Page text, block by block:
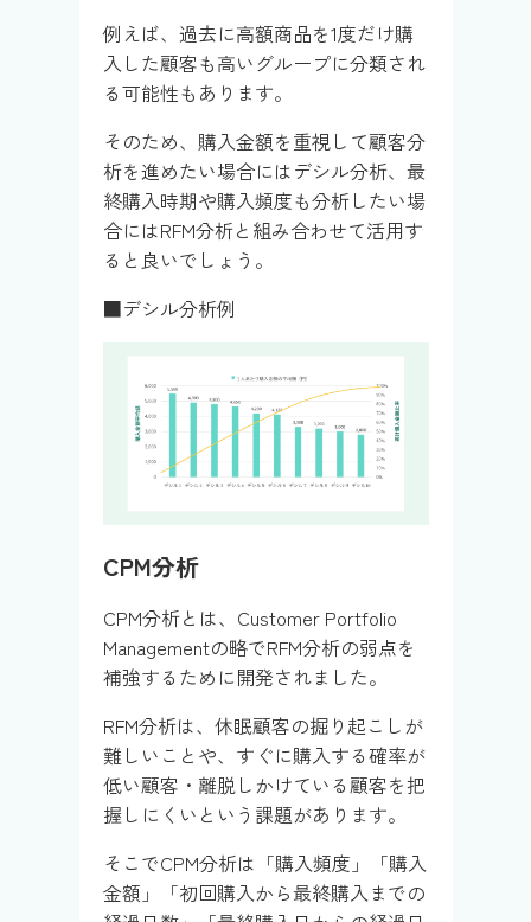
例えば、過去に高額商品を1度だけ購
入した顧客も高いグループに分類され
る可能性もあります。
そのため、購入金額を重視して顧客分
析を進めたい場合にはデシル分析、最
終購入時期や購入頻度も分析したい場
合にはRFM分析と組み合わせて活用す
ると良いでしょう。
■デシル分析例
CPM分析
CPM分析とは、Customer Portfolio
Managementの略でRFM分析の弱点を
補強するために開発されました。
RFM分析は、休眠顧客の掘り起こしが
難しいことや、すぐに購入する確率が
低い顧客・離脱しかけている顧客を把
握しにくいという課題があります。
そこでCPM分析は「購入頻度」「購入
金額」「初回購入から最終購入までの